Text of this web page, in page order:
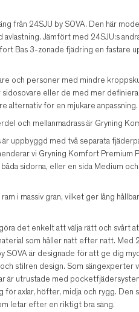
från 24SJU by SOVA. Den här
avlastning. Jämfört med 24SJU:s
Bas 3-zonade fjädring en
och personer med mindre
eller de med mer
alternativ för en mjukare anpassning.
och mellanmadrass är Gryning
uppbyggd med två separata
vi Gryning Komfort Premium
sidorna, eller en sida Medium
i massiv gran, vilket ger lång
det enkelt att välja rätt och svårt
som håller natt efter natt. Med
SOVA är designade för att ge dig
stilren design. Som sängexperter
är utrustade med
axlar, höfter, midja och rygg. Den
letar efter en riktigt bra säng.